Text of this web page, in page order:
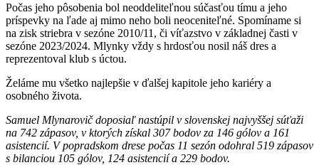
Počas jeho pôsobenia bol neoddeliteľnou súčasťou tímu a jeho
príspevky na ľade aj mimo neho boli neoceniteľné. Spomíname si
na zisk striebra v sezóne 2010/11, či víťazstvo v základnej časti v
sezóne 2023/2024. Mlynky vždy s hrdosťou nosil náš dres a
reprezentoval klub s úctou.
Želáme mu všetko najlepšie v ďalšej kapitole jeho kariéry a
osobného života.
Samuel Mlynarovič doposiaľ nastúpil v slovenskej najvyššej súťaži
na 742 zápasov, v ktorých získal 307 bodov za 146 gólov a 161
asistencií. V popradskom drese počas 11 sezón odohral 519 zápasov
s bilanciou 105 gólov, 124 asistencií a 229 bodov.